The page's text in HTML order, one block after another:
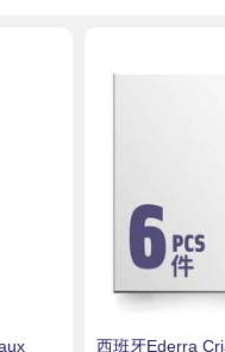
西班牙Ederra